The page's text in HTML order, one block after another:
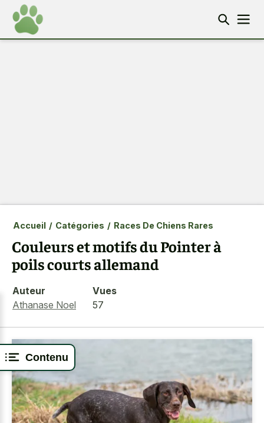
Contenu
Accueil / Catégories / Races De Chiens Rares
Couleurs et motifs du Pointer à
poils courts allemand
Auteur
Athanase Noel
Vues
57